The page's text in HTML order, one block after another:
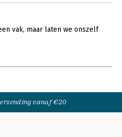
vak, maar laten we onszelf
vanaf €20